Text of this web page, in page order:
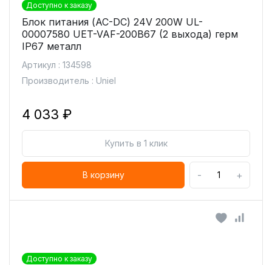
Доступно к заказу
Блок питания (AC-DC) 24V 200W UL-
00007580 UET-VAF-200B67 (2 выхода) герм
IP67 металл
Артикул : 134598
Производитель : Uniel
4 033 ₽
Купить в 1 клик
В корзину - +
Доступно к заказу